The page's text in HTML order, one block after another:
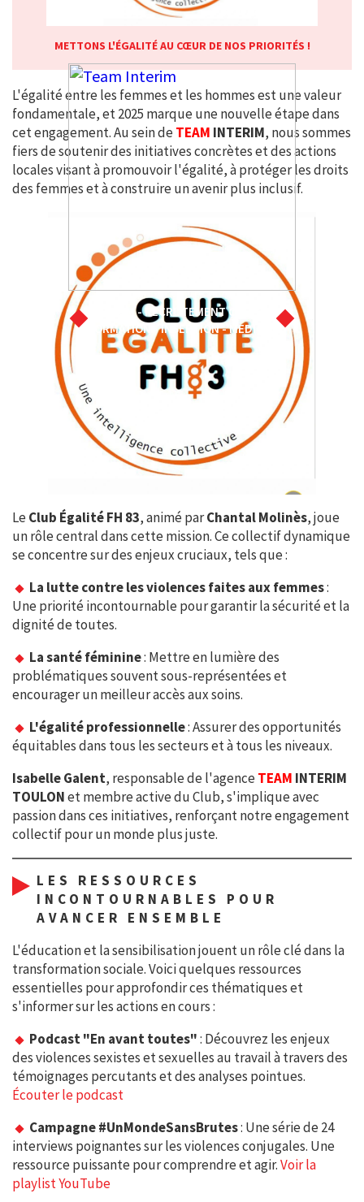
INTERIM - RECRUTEMENT CDD/CDI
FORMATION - INSERTION - MEDICAL
METTONS L'ÉGALITÉ AU CŒUR DE NOS PRIORITÉS !
L'égalité entre les femmes et les hommes est une valeur
fondamentale, et 2025 marque une nouvelle étape dans
cet engagement. Au sein deTEAM INTERIM, nous sommes
fiers de soutenir des initiatives concrètes et des actions
locales visant à promouvoir l'égalité, à protéger les droits
des femmes et à construire un avenir plus inclusif.
LeClub Égalité FH 83, animé parChantal Molinès, joue
un rôle central dans cette mission. Ce collectif dynamique
se concentre sur des enjeux cruciaux, tels que :
La lutte contre les violences faites aux femmes:
Une priorité incontournable pour garantir la sécurité et la
dignité de toutes.
La santé féminine: Mettre en lumière des
problématiques souvent sous-représentées et
encourager un meilleur accès aux soins.
L'égalité professionnelle: Assurer des opportunités
équitables dans tous les secteurs et à tous les niveaux.
Isabelle Galent, responsable de l'agenceTEAM INTERIM
TOULONet membre active du Club, s'implique avec
passion dans ces initiatives, renforçant notre engagement
collectif pour un monde plus juste.
LES RESSOURCES
INCONTOURNABLES POUR
AVANCER ENSEMBLE
L'éducation et la sensibilisation jouent un rôle clé dans la
transformation sociale. Voici quelques ressources
essentielles pour approfondir ces thématiques et
s'informer sur les actions en cours :
Podcast "En avant toutes": Découvrez les enjeux
des violences sexistes et sexuelles au travail à travers des
témoignages percutants et des analyses pointues.
Écouter le podcast
Campagne #UnMondeSansBrutes: Une série de 24
interviews poignantes sur les violences conjugales. Une
ressource puissante pour comprendre et agir.Voir la
playlist YouTube